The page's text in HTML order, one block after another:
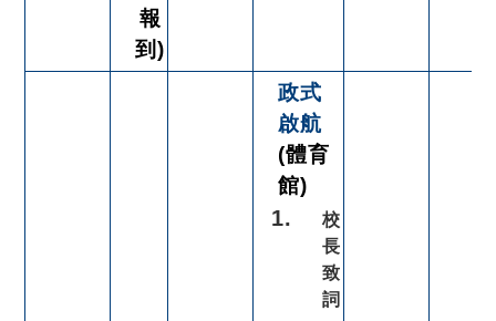
報
到)
政式
啟航
(體育
館)
校
長
致
詞